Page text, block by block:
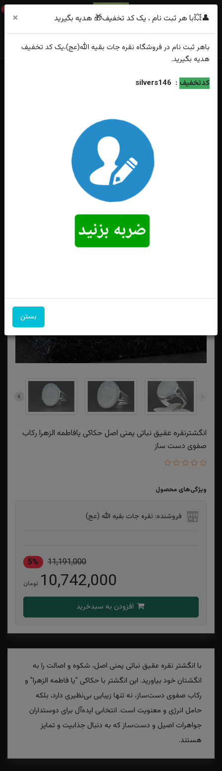
0
خانه
فهرست محصولات
انگشترنقره عقیق نباتی یمنی اصل حکاکی یافاطمه الزهرا رکاب صفوی دست ساز
انگشترنقره عقیق نباتی یمنی اصل حکاکی یافاطمه الزهرا رکاب
صفوی دست ساز
ویژگی‌های محصول
فروشنده: نقره جات بقیه الله (عج)
11,191,000
5%
10,742,000 تومان
با انگشتر نقره عقیق نباتی یمنی اصل، شکوه و اصالت را به
انگشتان خود بیاورید. این انگشتر با حکاکی "یا فاطمه الزهرا" و
رکاب صفوی دست‌ساز، نه تنها زیبایی بی‌نظیری دارد، بلکه
حامل انرژی و معنویت است. انتخابی ایده‌آل برای دوستداران
جواهرات اصیل و دست‌ساز که به دنبال جذابیت و تمایز
هستند.
👤💥با هر ثبت نام ، یک کد تخفیف🎁 هدیه بگیرید ×
باهر ثبت نام در فروشگاه نقره جات بقیه الله(عج)،یک کد تخفیف
هدیه بگیرید.
کدتخفیف :
silvers146
بستن